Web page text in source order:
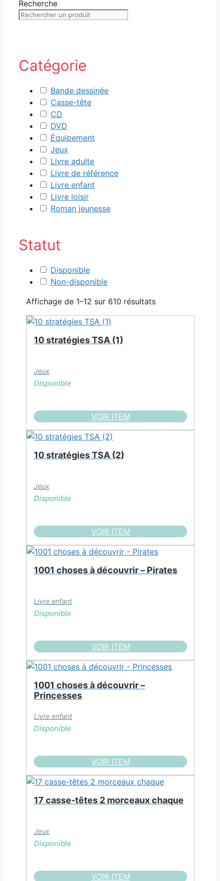
Recherche
Catégorie
Bande dessinée
Casse-tête
CD
DVD
Équipement
Jeux
Livre adulte
Livre de référence
Livre enfant
Livre loisir
Roman jeunesse
Statut
Disponible
Non-disponible
Affichage de 1–12 sur 610 résultats
10 stratégies TSA (1)
Jeux
Disponible
VOIR ITEM
10 stratégies TSA (2)
Jeux
Disponible
VOIR ITEM
1001 choses à découvrir – Pirates
Livre enfant
Disponible
VOIR ITEM
1001 choses à découvrir –
Princesses
Livre enfant
Disponible
VOIR ITEM
17 casse-têtes 2 morceaux chaque
Jeux
Disponible
VOIR ITEM